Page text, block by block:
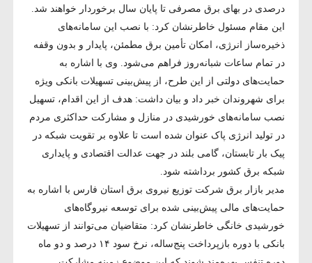
درصدی در بهای برق مصرفی تا پایان سال برخوردار خواهند شد.
این مقام مسئول خاطرنشان کرد: با نصب این سامانه‌های
ذخیره‌ساز انرژی، امکان تأمین برق مطمئن، پایدار و بدون وقفه
در تمام ساعات شبانه‌روز فراهم می‌شود. وی با اشاره به
حمایت‌های دولتی از این طرح، از پیش‌بینی تسهیلات بانکی ویژه
برای شهروندان خبر داد و بیان داشت: هدف از این اقدام، تسهیل
نصب سامانه‌های خورشیدی در منازل و مشارکت حداکثری مردم
در تولید انرژی پاک عنوان شده است تا علاوه بر تقویت شبکه در
پیک بار تابستان، گامی بلند در جهت عدالت اقتصادی و پایداری
شبکه برق کشور برداشته شود.
مدیر بازار برق شرکت توزیع نیروی برق استان فارس با اشاره به
حمایت‌های مالی پیش‌بینی شده برای توسعه نیروگاه‌های
خورشیدی خانگی خاطرنشان کرد: متقاضیان می‌توانند از تسهیلات
بانکی با دوره بازپرداخت پنج‌ساله، نرخ سود ۱۴ درصد و دو ماه